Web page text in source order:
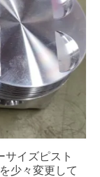
サイズピスト
少々変更して